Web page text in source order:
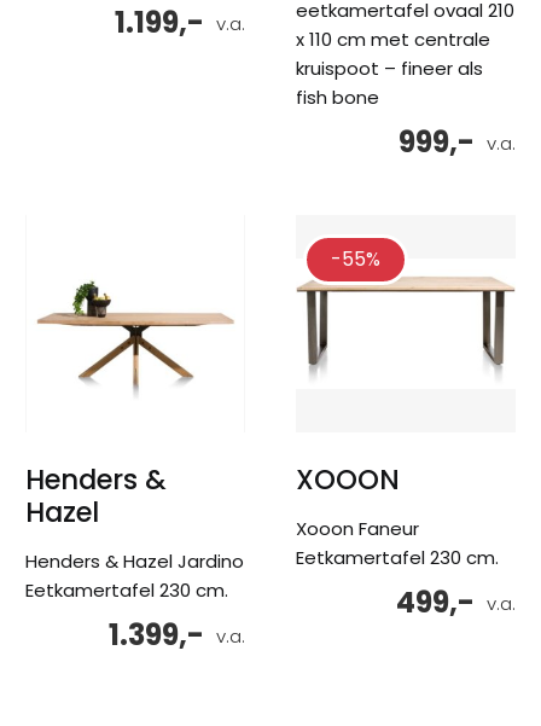
v.a.
1.199,-
eetkamertafel ovaal 210
x 110 cm met centrale
kruispoot – fineer als
fish bone
v.a.
999,-
Henders &
Hazel
Henders & Hazel Jardino
Eetkamertafel 230 cm.
v.a.
1.399,-
-55%
XOOON
Xooon Faneur
Eetkamertafel 230 cm.
v.a.
499,-